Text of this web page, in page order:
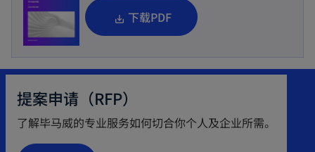
下载PDF
o
p
e
n
i
n
提案申请（RFP）
了解毕马威的专业服务如何切合你个人及企业所需。